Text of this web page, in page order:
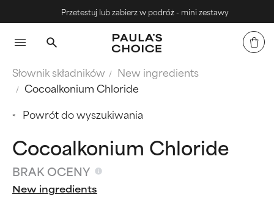
Przetestuj lub zabierz w podróż - mini zestawy
Słownik składników
New ingredients
Cocoalkonium Chloride
Powrót do wyszukiwania
Cocoalkonium Chloride
BRAK OCENY
New ingredients